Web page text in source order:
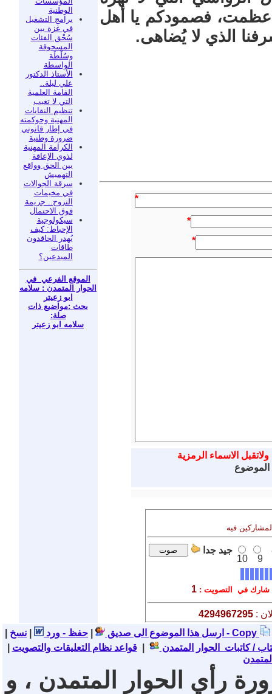
الوطنية
برامج التشغيل
في غزة بين
سُحْق الفئات
المسحوقة
وسُلْطَة
الواسطة
الأستاذ الدكتور
علي ليلة..
القامة العلمية
التي لا تغيب
تنظيم النقابات
المهنية وحوكمته
في إطار قانوني
ضرورة وطنية
الكرامة المهنية
لذوي الإعاقة
بين الحق وواقع
التهميش
سرقة الجوالات
في مخيمات
النزوح.. جريمة
فوق الاحتمال
سيكولوجية
الإحباط: كيف
يُهدر الحاقدون
طاقات
المبدعين؟
الموقع الفرعي في
الحوار المتمدن : سلامه
ابو زعيتر
بحث :مواضيع ذات
صلة:
سلامه ابو زعيتر
عظمت، فصمودكم يا أهل
الذي لا يُضاهى.
*
*
*
الاسماء الرمزية
الموضوع
فيه
9
10
جيد جدا
شارك في التصويت : 1
:
4294967295
ارسل هذا الموضوع الى صديق حفظ - ورد نسخ - Copy
/ كاتبات الحوار المتمدن |قواعد نظام التعليقات والتصويت
رأي الحوار المتمدن ، و